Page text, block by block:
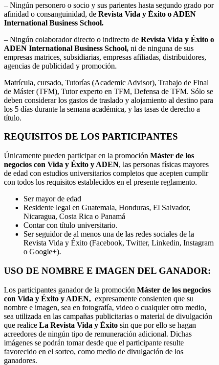
– Ningún personero o socio y sus parientes hasta segundo grado por
afinidad o consanguinidad, de Revista Vida y Éxito o ADEN
International Business School.
– Ningún colaborador directo o indirecto de Revista Vida y Éxito o
ADEN International Business School, ni de ninguna de sus
empresas matrices, subsidiarias, empresas afiliadas, distribuidores,
agencias de publicidad y promoción.
Matrícula, cursado, Tutorías (Academic Advisor), Trabajo de Final
de Máster (TFM), Tutor experto en TFM, Defensa de TFM. Sólo se
deben considerar los gastos de traslado y alojamiento al destino para
los 5 días durante la semana académica, y las tasas de derecho a
título.
REQUISITOS DE LOS PARTICIPANTES
Únicamente pueden participar en la promoción Máster de los
negocios con Vida y Éxito y ADEN, las personas físicas mayores
de edad con estudios universitarios completos que acepten cumplir
con todos los requisitos establecidos en el presente reglamento.
Ser mayor de edad
Residente legal en Guatemala, Honduras, El Salvador,
Nicaragua, Costa Rica o Panamá
Contar con título universitario.
Ser seguidor de al menos una de las redes sociales de la
Revista Vida y Éxito (Facebook, Twitter, Linkedin, Instagram
o Google+).
USO DE NOMBRE E IMAGEN DEL GANADOR:
Los participantes ganador de la promoción Máster de los negocios
con Vida y Éxito y ADEN, expresamente consienten que su
nombre e imagen, sea en fotografía, video o cualquier otro medio,
sea utilizada en las campañas publicitarias o material de divulgación
que realice La Revista Vida y Éxito sin que por ello se hagan
acreedores de ningún tipo de remuneración adicional. Dichas
imágenes se podrán tomar desde que el participante resulte
favorecido en el sorteo, como medio de divulgación de los
ganadores.